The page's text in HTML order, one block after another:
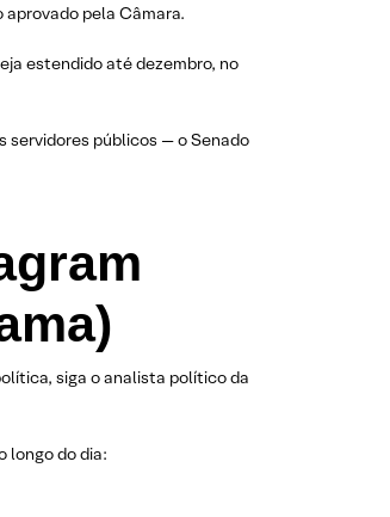
pela Câmara.
estendido até dezembro, no
servidores públicos — o Senado
siga o analista político da
longo do dia: